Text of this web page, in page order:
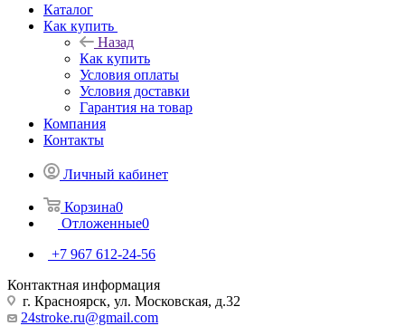
Каталог
Как купить
Назад
Как купить
Условия оплаты
Условия доставки
Гарантия на товар
Компания
Контакты
Личный кабинет
Корзина0
Отложенные0
+7 967 612-24-56
Контактная информация
г. Красноярск, ул. Московская, д.32
24stroke.ru@gmail.com